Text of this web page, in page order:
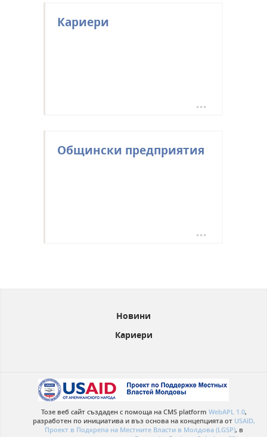
Кариери
Общински предприятия
Новини
Кариери
Тозе веб сайт създаден с помоща на CMS platform WebAPL 1.0,
разработен по инициатива и въз основа на концепцията от USAID,
Проект в Подкрепа на Местните Власти в Молдова (LGSP), в